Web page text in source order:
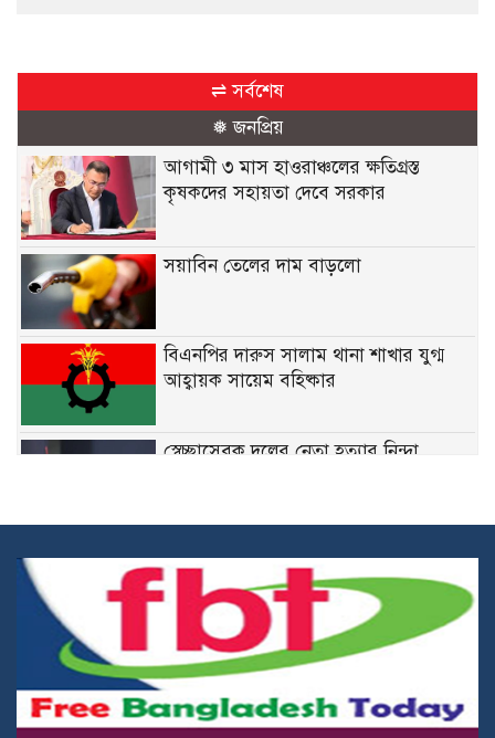
⇌ সর্বশেষ
❅ জনপ্রিয়
আগামী ৩ মাস হাওরাঞ্চলের ক্ষতিগ্রস্ত
কৃষকদের সহায়তা দেবে সরকার
সয়াবিন তেলের দাম বাড়লো
বিএনপির দারুস সালাম থানা শাখার যুগ্ম
আহ্বায়ক সায়েম বহিষ্কার
স্বেচ্ছাসেবক দলের নেতা হত্যার নিন্দা
নির্দিষ্ট ফেডারেল চাকরিতে ডিগ্রির
বাধ্যবাধকতা তুলে দিতে চান কমলা
কারিগরি শিক্ষার্থীদের উপবৃত্তির জন্য ব্লকড
অ্যাকাউন্ট সংশোধনের নির্দেশনা